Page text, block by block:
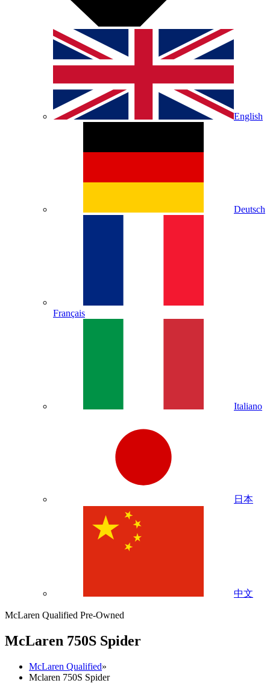
English
Deutsch
Français
Italiano
日本
中文
McLaren Qualified Pre-Owned
McLaren 750S Spider
McLaren Qualified»
Mclaren 750S Spider